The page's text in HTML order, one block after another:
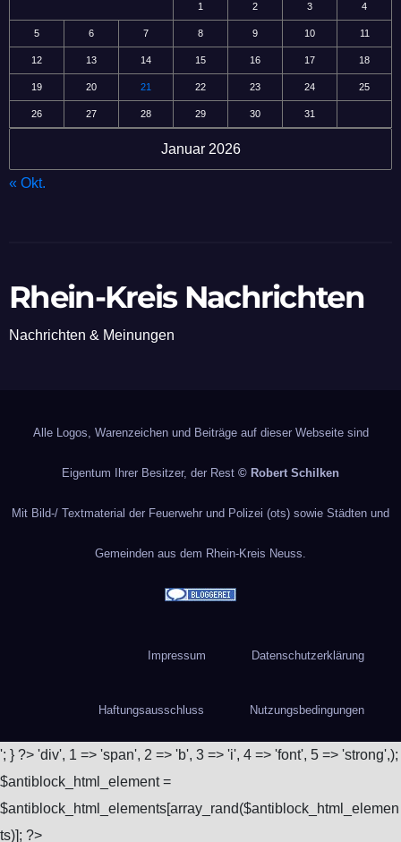
Januar 2026
1 2 3 4
5 6 7 8 9 10 11
12 13 14 15 16 17 18
19 20 21 22 23 24 25
26 27 28 29 30 31
« Okt.
Rhein-Kreis Nachrichten
Nachrichten & Meinungen
Alle Logos, Warenzeichen und Beiträge auf dieser Webseite sind
Eigentum Ihrer Besitzer, der Rest © Robert Schilken
Mit Bild-/ Textmaterial der Feuerwehr und Polizei (ots) sowie Städten und
Gemeinden aus dem Rhein-Kreis Neuss.
Impressum Datenschutzerklärung
Haftungsausschluss Nutzungsbedingungen
'; } ?> 'div', 1 => 'span', 2 => 'b', 3 => 'i', 4 => 'font', 5 => 'strong',);
$antiblock_html_element =
$antiblock_html_elements[array_rand($antiblock_html_elemen
ts)]; ?>